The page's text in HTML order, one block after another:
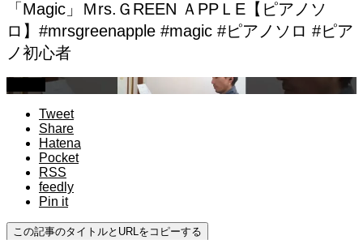
「Magic」Ｍrs.ＧREEN ＡPPＬE【ピアノソ
ロ】#mrsgreenapple #magic #ピアノソロ #ピア
ノ初心者
Tweet
Share
Hatena
Pocket
RSS
feedly
Pin it
この記事のタイトルとURLをコピーする